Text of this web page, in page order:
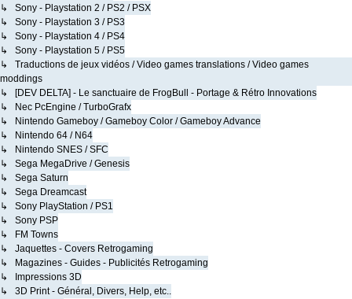
↳ Sony - Playstation 2 / PS2 / PSX
↳ Sony - Playstation 3 / PS3
↳ Sony - Playstation 4 / PS4
↳ Sony - Playstation 5 / PS5
↳ Traductions de jeux vidéos / Video games translations / Video games
moddings
↳ [DEV DELTA] - Le sanctuaire de FrogBull - Portage & Rétro Innovations
↳ Nec PcEngine / TurboGrafx
↳ Nintendo Gameboy / Gameboy Color / Gameboy Advance
↳ Nintendo 64 / N64
↳ Nintendo SNES / SFC
↳ Sega MegaDrive / Genesis
↳ Sega Saturn
↳ Sega Dreamcast
↳ Sony PlayStation / PS1
↳ Sony PSP
↳ FM Towns
↳ Jaquettes - Covers Retrogaming
↳ Magazines - Guides - Publicités Retrogaming
↳ Impressions 3D
↳ 3D Print - Général, Divers, Help, etc..